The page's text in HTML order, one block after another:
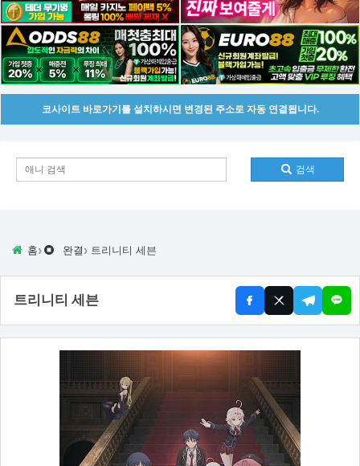
코사이트 바로가기를 설치하시면 변경된 주소로 자동 연결됩니다.
검색
홈› 완결 › 트리니티 세븐
트리니티 세븐